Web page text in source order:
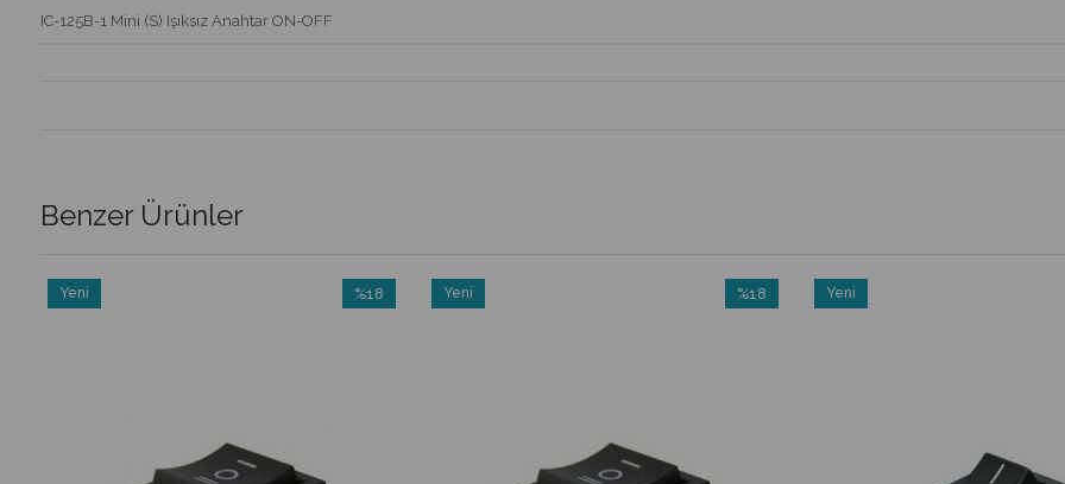
IC-125B-1 Mini (S) Işıksız Anahtar ON-OFF
Benzer Ürünler
%18
Yeni
%18
Yeni
Yeni